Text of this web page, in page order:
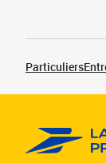
Particuliers